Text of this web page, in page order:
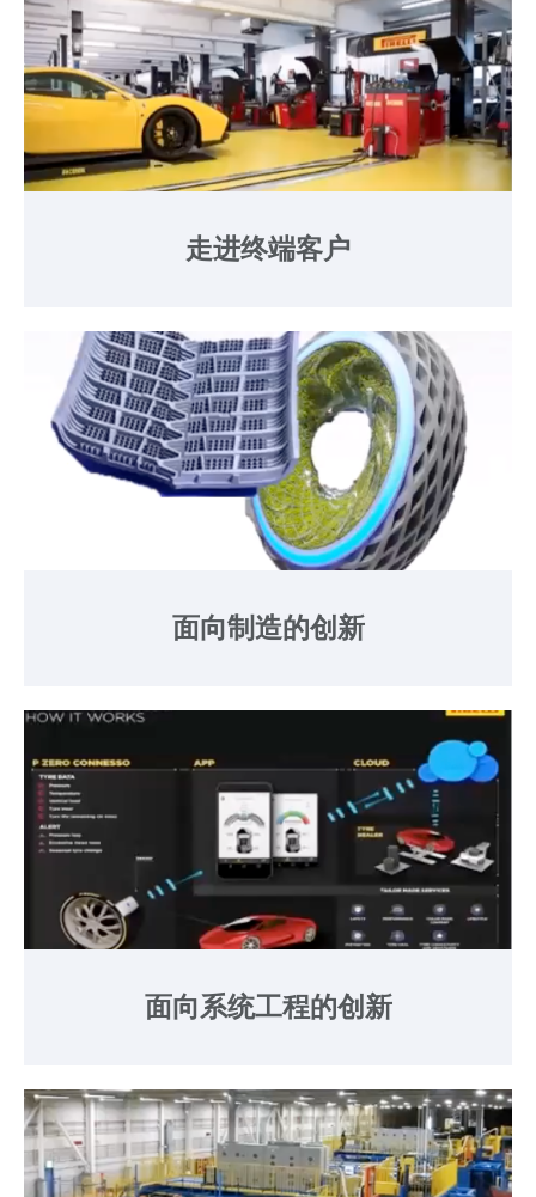
走进终端客户
面向制造的创新
面向系统工程的创新